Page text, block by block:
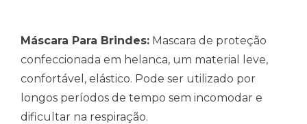
Máscara Para Brindes: Mascara de proteção
confeccionada em helanca, um material leve,
confortável, elástico. Pode ser utilizado por
longos períodos de tempo sem incomodar e
dificultar na respiração.